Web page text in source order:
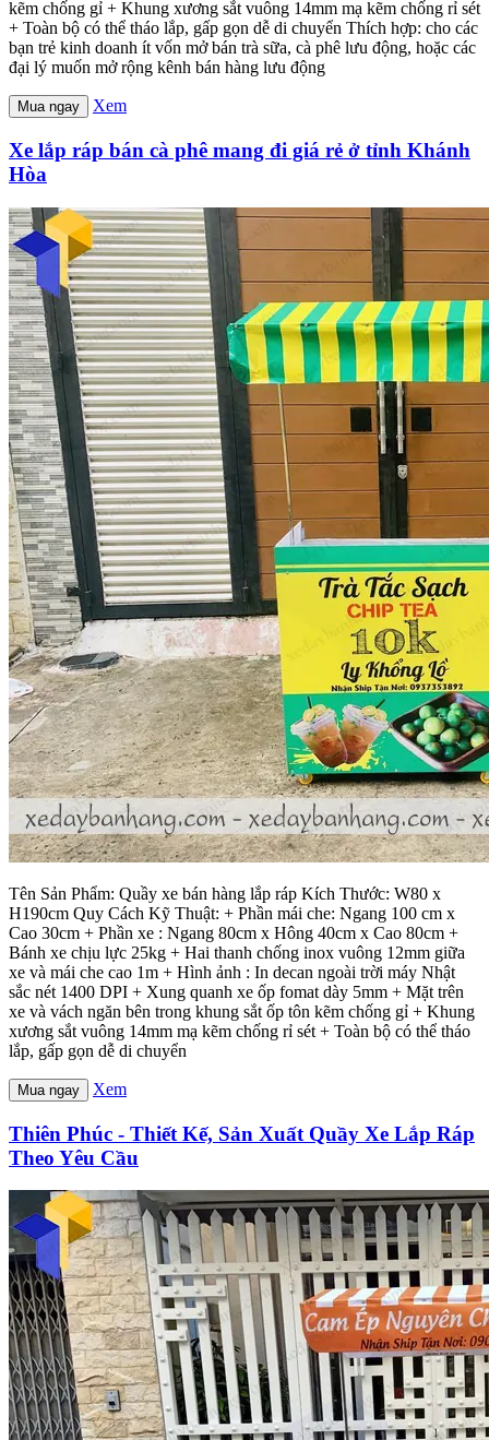
kẽm chống gỉ + Khung xương sắt vuông 14mm mạ kẽm chống rỉ sét
+ Toàn bộ có thể tháo lắp, gấp gọn dễ di chuyển Thích hợp: cho các
bạn trẻ kinh doanh ít vốn mở bán trà sữa, cà phê lưu động, hoặc các
đại lý muốn mở rộng kênh bán hàng lưu động
Mua ngay Xem
Xe lắp ráp bán cà phê mang đi giá rẻ ở tỉnh Khánh
Hòa
Tên Sản Phẩm: Quầy xe bán hàng lắp ráp Kích Thước: W80 x
H190cm Quy Cách Kỹ Thuật: + Phần mái che: Ngang 100 cm x
Cao 30cm + Phần xe : Ngang 80cm x Hông 40cm x Cao 80cm +
Bánh xe chịu lực 25kg + Hai thanh chống inox vuông 12mm giữa
xe và mái che cao 1m + Hình ảnh : In decan ngoài trời máy Nhật
sắc nét 1400 DPI + Xung quanh xe ốp fomat dày 5mm + Mặt trên
xe và vách ngăn bên trong khung sắt ốp tôn kẽm chống gỉ + Khung
xương sắt vuông 14mm mạ kẽm chống rỉ sét + Toàn bộ có thể tháo
lắp, gấp gọn dễ di chuyển
Mua ngay Xem
Thiên Phúc - Thiết Kế, Sản Xuất Quầy Xe Lắp Ráp
Theo Yêu Cầu